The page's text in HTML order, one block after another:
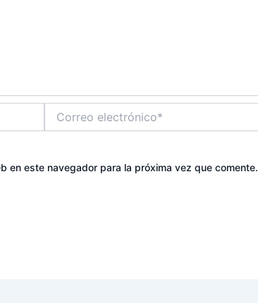
electrónico*
en este navegador para la próxima vez que comente.